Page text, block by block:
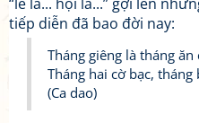
tiếp diễn đã bao đời nay:
Tháng giêng là tháng ăn
Tháng hai cờ bạc, tháng
(Ca dao)